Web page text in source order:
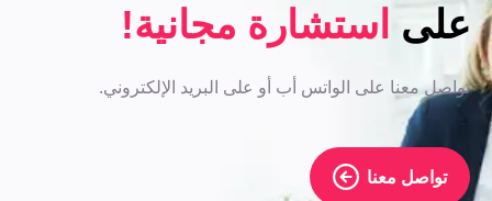
على استشارة مجانية!
تواصل معنا على الواتس أب أو على البريد الإلكتروني.
تواصل معنا